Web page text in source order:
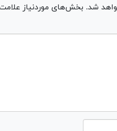
شد. بخش‌های موردنیاز